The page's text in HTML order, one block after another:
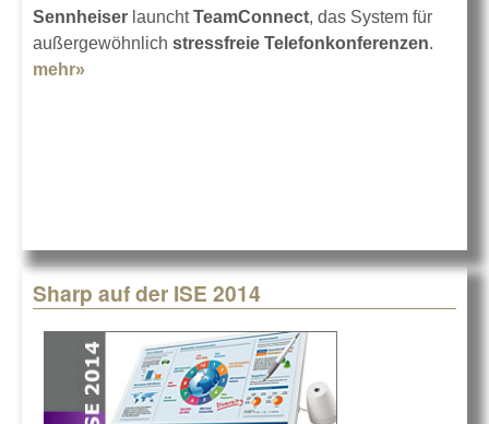
Sennheiser launchtTeamConnect, das System für
außergewöhnlich stressfreie Telefonkonferenzen.
mehr»
Sharp auf der ISE 2014